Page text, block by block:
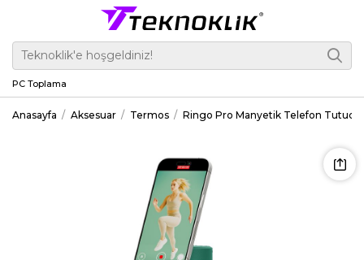
PC Toplama
Anasayfa Aksesuar Termos Ringo Pro Manyetik Telefon